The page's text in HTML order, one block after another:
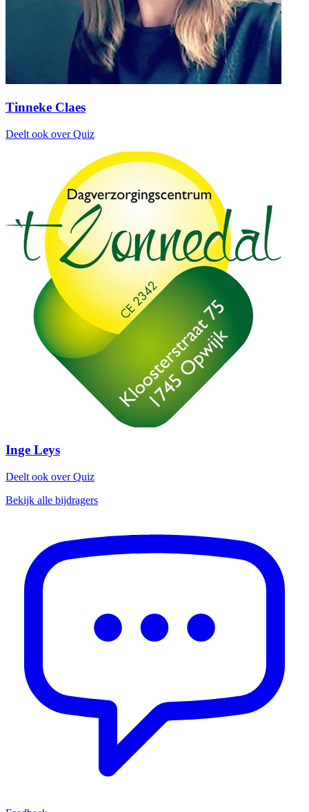
Tinneke Claes
Deelt ook over Quiz
Inge Leys
Deelt ook over Quiz
Bekijk alle bijdragers